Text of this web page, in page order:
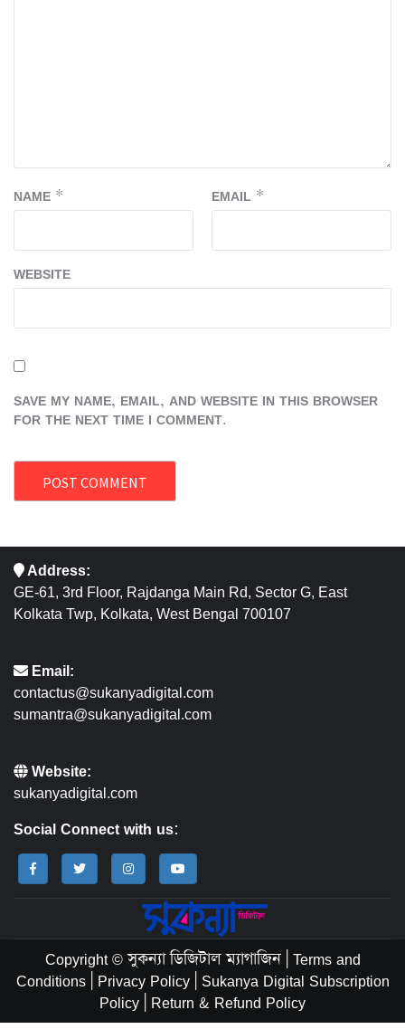
NAME * EMAIL *
WEBSITE
SAVE MY NAME, EMAIL, AND WEBSITE IN THIS BROWSER
FOR THE NEXT TIME I COMMENT.
Address:
GE-61, 3rd Floor, Rajdanga Main Rd, Sector G, East
Kolkata Twp, Kolkata, West Bengal 700107
Email:
contactus@sukanyadigital.com
sumantra@sukanyadigital.com
Website:
sukanyadigital.com
Social Connect with us:
Copyright © সুকন্যা ডিজিটাল ম্যাগাজিন Terms and
Conditions
Privacy Policy
Sukanya Digital Subscription
Policy Return & Refund Policy